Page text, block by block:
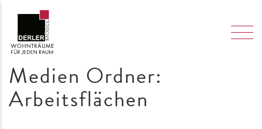
Medien Ordner:
Arbeitsflächen